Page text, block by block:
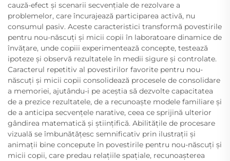
cauză-efect și scenarii secvențiale de rezolvare a
problemelor, care încurajează participarea activă, nu
consumul pasiv. Aceste caracteristici transformă povestirile
pentru nou-născuți și micii copii în laboratoare dinamice de
învățare, unde copiii experimentează concepte, testează
ipoteze și observă rezultatele în medii sigure și controlate.
Caracterul repetitiv al povestirilor favorite pentru nou-
născuți și micii copii consolidează procesele de consolidare
a memoriei, ajutându-i pe aceștia să dezvolte capacitatea
de a prezice rezultatele, de a recunoaște modele familiare și
de a anticipa secvențele narative, ceea ce sprijină ulterior
gândirea matematică și științifică. Abilitățile de procesare
vizuală se îmbunătățesc semnificativ prin ilustrații și
animații bine concepute în povestirile pentru nou-născuți și
micii copii, care predau relațiile spațiale, recunoașterea